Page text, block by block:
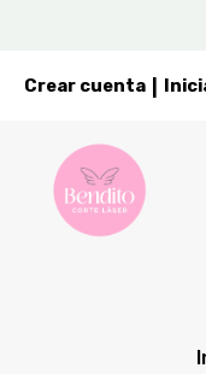
Crear cuenta